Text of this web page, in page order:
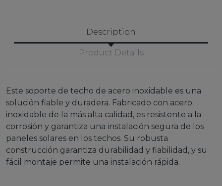
Description
Product Details
Este soporte de techo de acero inoxidable es una
solución fiable y duradera. Fabricado con acero
inoxidable de la más alta calidad, es resistente a la
corrosión y garantiza una instalación segura de los
paneles solares en los techos. Su robusta
construcción garantiza durabilidad y fiabilidad, y su
fácil montaje permite una instalación rápida.